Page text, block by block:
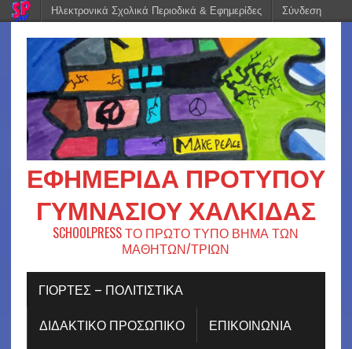
ΕΦΗΜΕΡΊΔΑ ΠΡΟΤΎΠΟΥ
ΓΥΜΝΑΣΊΟΥ ΧΑΛΚΊΔΑΣ
SCHOOLPRESS ΤΟ ΠΡΩΤΟ ΤΥΠΟ ΒΗΜΑ ΤΩΝ
ΜΑΘΗΤΩΝ/ΤΡΙΩΝ
ΓΙΟΡΤΈΣ – ΠΟΛΙΤΙΣΤΙΚΆ
ΔΙΔΑΚΤΙΚΟ ΠΡΟΣΩΠΙΚΟ
ΕΠΙΚΟΙΝΩΝΙΑ
Ηλεκτρονικά Σχολικά Περιοδικά & Εφημερίδες Σύνδεση